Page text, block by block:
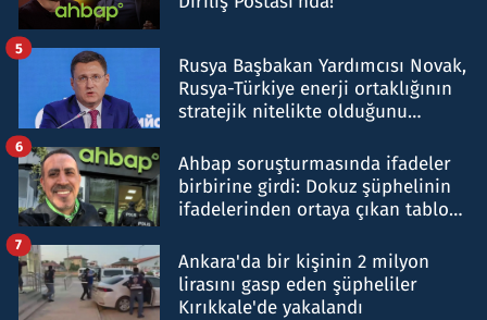
Rusya Başbakan Yardımcısı Novak,
Rusya-Türkiye enerji ortaklığının
stratejik nitelikte olduğunu
5
Ahbap soruşturmasında ifadeler
birbirine girdi: Dokuz şüphelinin
ifadelerinden ortaya çıkan tablo
6
Ankara'da bir kişinin 2 milyon
lirasını gasp eden şüpheliler
Kırıkkale'de yakalandı
7